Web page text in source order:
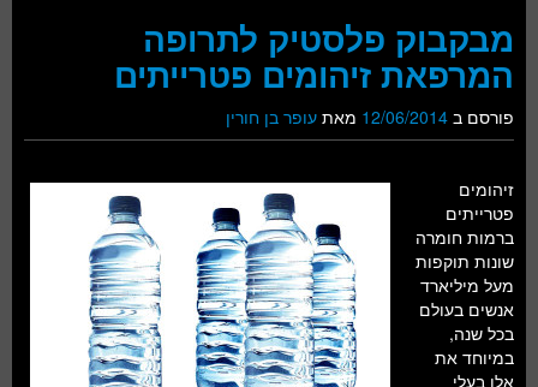
מבקבוק פלסטיק לתרופה
המרפאת זיהומים פטרייתים
פורסם ב 12/06/2014 מאת עופר בן חורין
זיהומים
פטרייתים
ברמות חומרה
שונות תוקפות
מעל מיליארד
אנשים בעולם
בכל שנה,
במיוחד את
אלו בעלי